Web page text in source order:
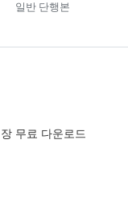
일반 단행본
무료 다운로드